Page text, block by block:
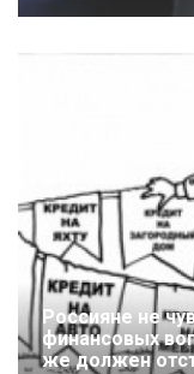
Россияне не
финансовых
же должен